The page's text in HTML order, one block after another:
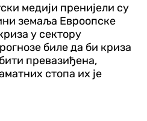
медији пренијели су
земаља Евроопске
у сектору
биле да би криза
превазиђена,
стопа их је